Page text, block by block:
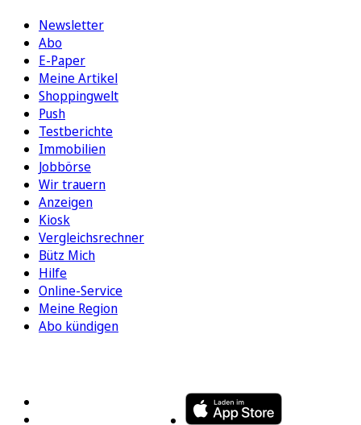
Newsletter
Abo
E-Paper
Meine Artikel
Shoppingwelt
Push
Testberichte
Immobilien
Jobbörse
Wir trauern
Anzeigen
Kiosk
Vergleichsrechner
Bütz Mich
Hilfe
Online-Service
Meine Region
Abo kündigen